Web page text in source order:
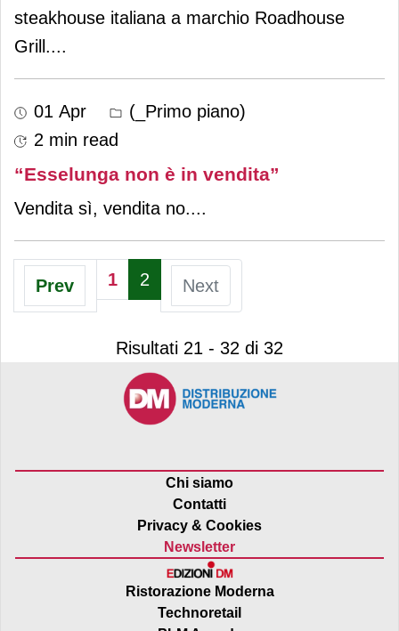
steakhouse italiana a marchio Roadhouse
Grill....
01 Apr
(_Primo piano)
2 min read
“Esselunga non è in vendita”
Vendita sì, vendita no....
Prev 1 2 Next
Risultati 21 - 32 di 32
Chi siamo
Contatti
Privacy & Cookies
Newsletter
Ristorazione Moderna
Technoretail